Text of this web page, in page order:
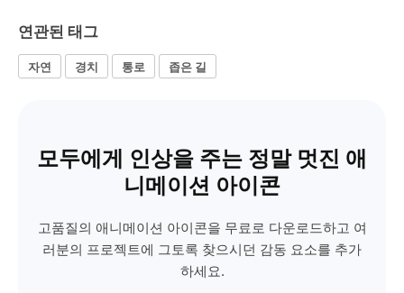
연관된 태그
자연 경치 통로 좁은 길
모두에게 인상을 주는 정말 멋진 애
니메이션 아이콘
고품질의 애니메이션 아이콘을 무료로 다운로드하고 여
러분의 프로젝트에 그토록 찾으시던 감동 요소를 추가
하세요.